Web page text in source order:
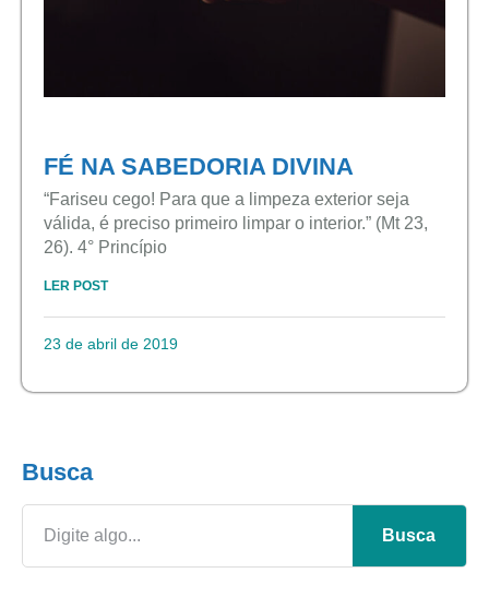
FÉ NA SABEDORIA DIVINA
“Fariseu cego! Para que a limpeza exterior seja
válida, é preciso primeiro limpar o interior.” (Mt 23,
26). 4° Princípio
LER POST
23 de abril de 2019
Busca
Busca